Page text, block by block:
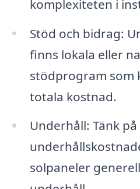
komplexiteten i
Stöd och bidrag:
finns lokala eller
stödprogram som
totala kostnad.
Underhåll: Tänk
solpaneler